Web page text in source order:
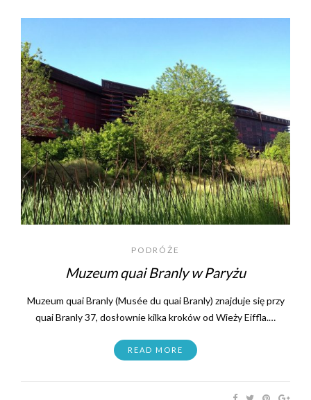
PODRÓŻE
Muzeum quai Branly w Paryżu
Muzeum quai Branly (Musée du quai Branly) znajduje się przy
quai Branly 37, dosłownie kilka kroków od Wieży Eiffla.…
READ MORE